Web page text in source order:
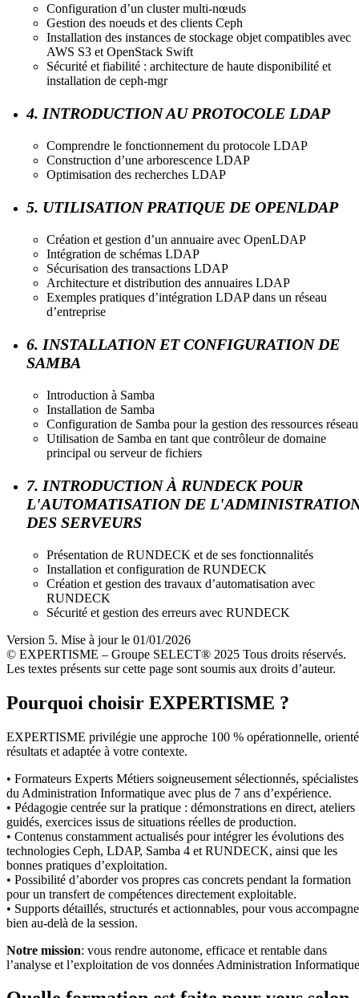
Configuration d’un cluster multi-nœuds
Gestion des noeuds et des clients Ceph
Installation des instances de stockage objet compatibles avec
AWS S3 et OpenStack Swift
Sécurité et fiabilité : architecture de haute disponibilité et
installation de ceph-mgr
4. INTRODUCTION AU PROTOCOLE LDAP
Comprendre le fonctionnement du protocole LDAP
Construction d’une arborescence LDAP
Optimisation des recherches LDAP
5. UTILISATION PRATIQUE DE OPENLDAP
Création et gestion d’un annuaire avec OpenLDAP
Intégration de schémas LDAP
Sécurisation des transactions LDAP
Architecture et distribution des annuaires LDAP
Exemples pratiques d’intégration LDAP dans un réseau
d’entreprise
6. INSTALLATION ET CONFIGURATION DE
SAMBA
Introduction à Samba
Installation de Samba
Configuration de Samba pour la gestion des ressources réseau
Utilisation de Samba en tant que contrôleur de domaine
principal ou serveur de fichiers
7. INTRODUCTION À RUNDECK POUR
L'AUTOMATISATION DE
DES SERVEURS
Présentation de RUNDECK et de ses fonctionnalités
Installation et configuration de RUNDECK
Création et gestion des travaux d’automatisation avec
RUNDECK
Sécurité et gestion des erreurs avec RUNDECK
Version 5. Mise à jour le 01/01/2026
© EXPERTISME – Groupe SELECT® 2025 Tous droits réservés.
Les textes présents sur cette page sont soumis aux droits d’auteur.
Pourquoi choisir EXPERTISME ?
EXPERTISME privilégie une approche 100 % opérationnelle,
résultats et adaptée à votre contexte.
• Formateurs Experts Métiers soigneusement sélectionnés, spécialistes
du Administration Informatique avec plus de 7 ans d’expérience.
• Pédagogie centrée sur la pratique : démonstrations en direct, ateliers
guidés, exercices issus de situations réelles de production.
• Contenus constamment actualisés pour intégrer les évolutions des
technologies Ceph, LDAP, Samba 4 et RUNDECK, ainsi que les
bonnes pratiques d’exploitation.
• Possibilité d’aborder vos propres cas concrets pendant la formation
pour un transfert de compétences directement exploitable.
• Supports détaillés, structurés et actionnables, pour vous
bien au-delà de la session.
Notre mission: vous rendre autonome, efficace et rentable dans
l’analyse et l’exploitation de vos données Administration